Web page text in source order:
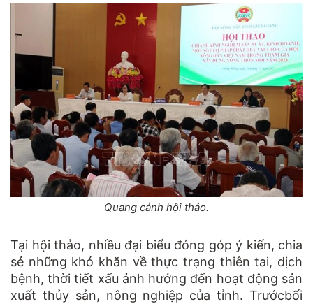
Quang cảnh hội thảo.
Tại hội thảo, nhiều đại biểu đóng góp ý kiến, chia
sẻ những khó khăn về thực trạng thiên tai, dịch
bệnh, thời tiết xấu ảnh hưởng đến hoạt động sản
xuất thủy sản, nông nghiệp của tỉnh. Trướcbối